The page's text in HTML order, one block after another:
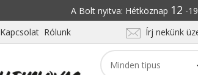
A Bolt nyitva: Hétköznap 12 -
Kapcsolat Rólunk Írj nekünk